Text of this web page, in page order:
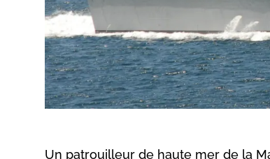
Un patrouilleur de haute mer de la